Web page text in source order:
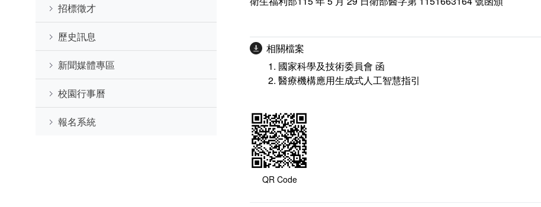
招標徵才
歷史訊息
新聞媒體專區
校園行事曆
報名系統
相關檔案
國家科學及技術委員會 函
醫療機構應用生成式人工智慧指引
QR Code